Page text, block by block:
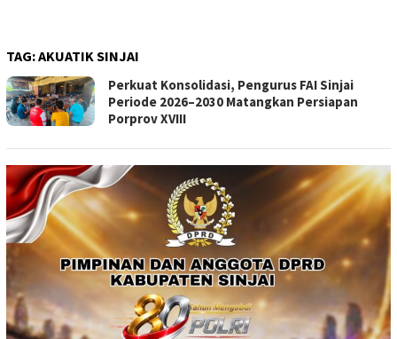
TAG:AKUATIK SINJAI
Perkuat Konsolidasi, Pengurus FAI Sinjai
Periode 2026–2030 Matangkan Persiapan
Porprov XVIII